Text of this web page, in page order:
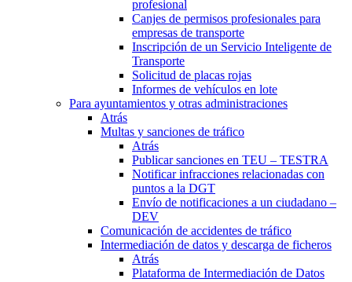
profesional
Canjes de permisos profesionales para
empresas de transporte
Inscripción de un Servicio Inteligente de
Transporte
Solicitud de placas rojas
Informes de vehículos en lote
Para ayuntamientos y otras administraciones
Atrás
Multas y sanciones de tráfico
Atrás
Publicar sanciones en TEU – TESTRA
Notificar infracciones relacionadas con
puntos a la DGT
Envío de notificaciones a un ciudadano –
DEV
Comunicación de accidentes de tráfico
Intermediación de datos y descarga de ficheros
Atrás
Plataforma de Intermediación de Datos